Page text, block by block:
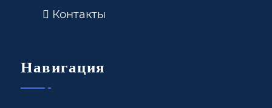
Контакты
Навигация